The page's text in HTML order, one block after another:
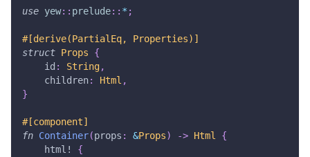
use yew:: prelude:: * ;
#[derive(PartialEq, Properties)]
struct Props
{
    id
: String,
    children
: Html ,
}
#[component]
fn Container(props : &Props) -> Html
{
html!
{